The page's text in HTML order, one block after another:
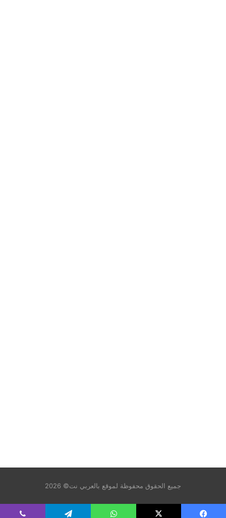
جميع الحقوق محفوظة لموقع بالعربي نت© 2026